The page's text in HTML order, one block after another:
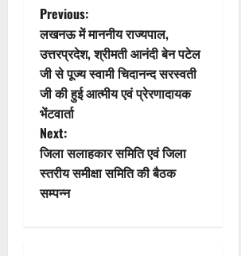
t
i
o
n
P
o
s
t
n
a
Previous:
लखनऊ में माननीय राज्यपाल,
उत्तरप्रदेश, श्रीमती आनंदी बेन पटेल
जी से पूज्य स्वामी चिदानन्द सरस्वती
जी की हुई आत्मीय एवं प्रेरणादायक
भेंटवार्ता
Next:
जिला सलाहकार समिति एवं जिला
स्तरीय समीक्षा समिति की बैठक
सम्पन्न